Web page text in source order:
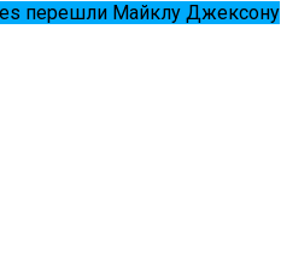
перешли Майклу Джексону